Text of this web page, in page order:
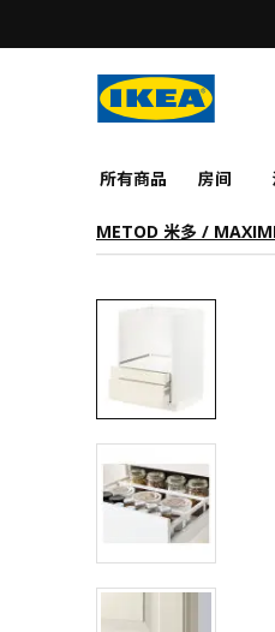
所有商品 房间
METOD 米多 /